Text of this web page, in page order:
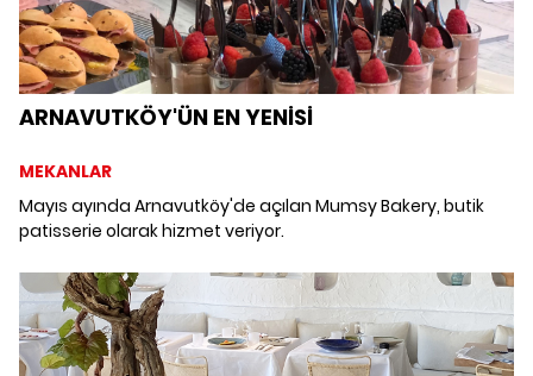
ARNAVUTKÖY'ÜN EN YENİSİ
MEKANLAR
Mayıs ayında Arnavutköy'de açılan Mumsy Bakery, butik
patisserie olarak hizmet veriyor.